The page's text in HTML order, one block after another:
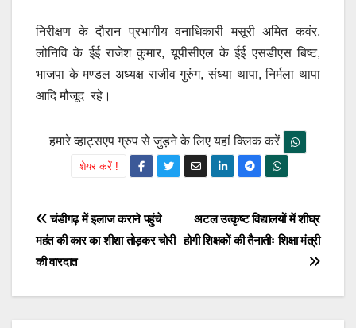
निरीक्षण के दौरान प्रभागीय वनाधिकारी मसूरी अमित कवंर,
लोनिवि के ईई राजेश कुमार, यूपीसीएल के ईई एसडीएस बिष्ट,
भाजपा के मण्डल अध्यक्ष राजीव गुरुंग, संध्या थापा, निर्मला थापा
आदि मौजूद रहे।
हमारे व्हाट्सएप ग्रुप से जुड़ने के लिए यहां क्लिक करें
शेयर करें !
Post
navigation
अटल उत्कृष्ट विद्यालयों में शीघ्र
होगी शिक्षकों की तैनातीः शिक्षा मंत्री
चंडीगढ़ में इलाज कराने पहुंचे
महंत की कार का शीशा तोड़कर चोरी
की वारदात